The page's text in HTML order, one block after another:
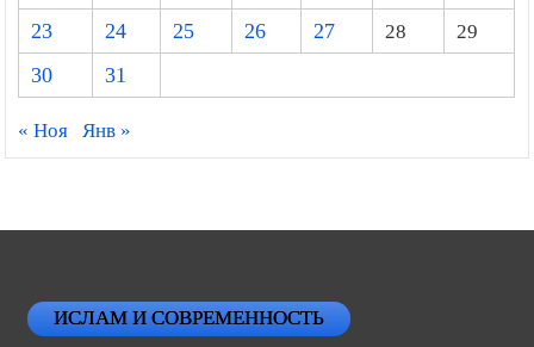
23
24 25 26 27 28
29
30
31
« Ноя Янв »
ИСЛАМ И СОВРЕМЕННОСТЬ